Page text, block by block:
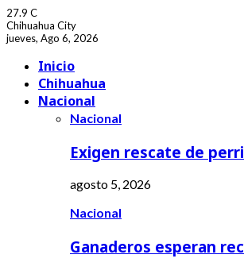
27.9 C
Chihuahua City
jueves, Ago 6, 2026
Inicio
Chihuahua
Nacional
Nacional
Exigen rescate de
agosto 5, 2026
Nacional
Ganaderos esperan